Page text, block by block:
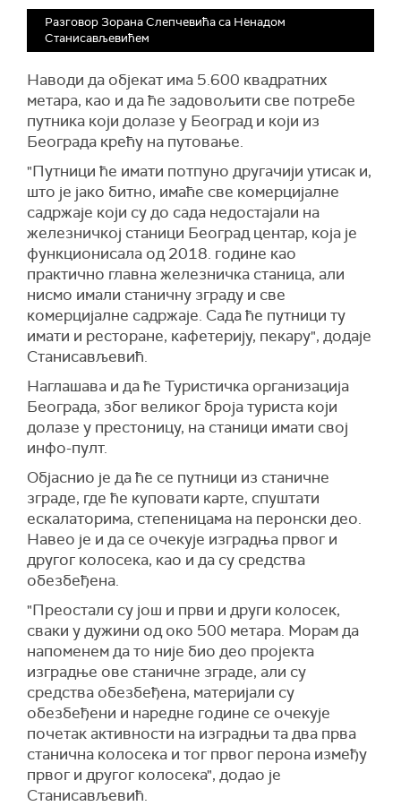
Разговор Зорана Слепчевића са Ненадом
Станисављевићем
Наводи да објекат има 5.600 квадратних
метара, као и да ће задовољити све потребе
путника који долазе у Београд и који из
Београда крећу на путовање.
"Путници ће имати потпуно другачији утисак и,
што је јако битно, имаће све комерцијалне
садржаје који су до сада недостајали на
железничкој станици Београд центар, која је
функционисала од 2018. године као
практично главна железничка станица, али
нисмо имали станичну зграду и све
комерцијалне садржаје. Сада ће путници ту
имати и ресторане, кафетерију, пекару", додаје
Станисављевић.
Наглашава и да ће Туристичка организација
Београда, због великог броја туриста који
долазе у престоницу, на станици имати свој
инфо-пулт.
Објаснио је да ће се путници из станичне
зграде, где ће куповати карте, спуштати
ескалаторима, степеницама на перонски део.
Навео је и да се очекује изградња првог и
другог колосека, као и да су средства
обезбеђена.
"Преостали су још и први и други колосек,
сваки у дужини од око 500 метара. Морам да
напоменем да то није био део пројекта
изградње ове станичне зграде, али су
средства обезбеђена, материјали су
обезбеђени и наредне године се очекује
почетак активности на изградњи та два прва
станична колосека и тог првог перона између
првог и другог колосека", додао је
Станисављевић.